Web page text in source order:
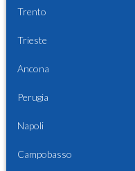
Trento
Trieste
Ancona
Perugia
Napoli
Campobasso